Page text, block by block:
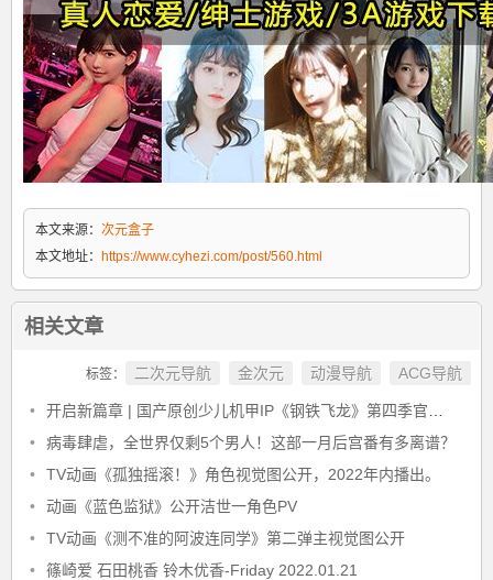
本文来源： 次元盒子
本文地址： https://www.cyhezi.com/post/560.html
相关文章
标签： 二次元导航 金次元 动漫导航 ACG导航
•
开启新篇章 | 国产原创少儿机甲IP《钢铁飞龙》第四季官宣2022年
•
病毒肆虐，全世界仅剩5个男人！这部一月后宫番有多离谱？
•
TV动画《孤独摇滚！》角色视觉图公开，2022年内播出。
•
动画《蓝色监狱》公开洁世一角色PV
•
TV动画《测不准的阿波连同学》第二弹主视觉图公开
•
篠崎爱 石田桃香 铃木优香-Friday 2022.01.21